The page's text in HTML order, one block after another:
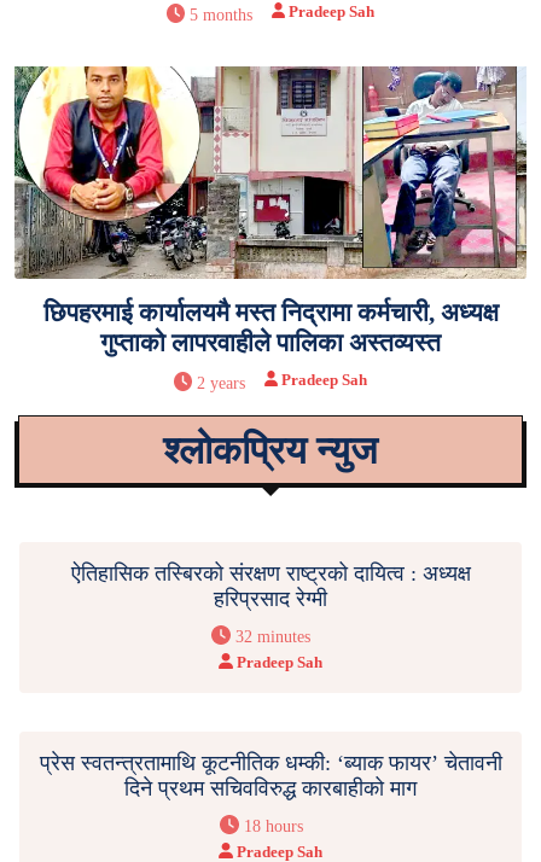
5 months Pradeep Sah
छिपहरमाई कार्यालयमै मस्त निद्रामा कर्मचारी, अध्यक्ष
गुप्ताको लापरवाहीले पालिका अस्तव्यस्त
2 years Pradeep Sah
श्लोकप्रिय न्युज
ऐतिहासिक तस्बिरको संरक्षण राष्ट्रको दायित्व : अध्यक्ष
हरिप्रसाद रेग्मी
32 minutes
Pradeep Sah
प्रेस स्वतन्त्रतामाथि कूटनीतिक धम्की: ‘ब्याक फायर’ चेतावनी
दिने प्रथम सचिवविरुद्ध कारबाहीको माग
18 hours
Pradeep Sah